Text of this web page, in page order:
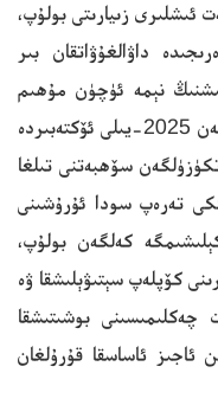
ئىشلىرى زىيارىتى بولۇپ،
داۋالغۇۋاتقان بىر
1. بۇ ئۇچرىشىشنىڭ نېمە ئۈچۈن مۇھىم
ئىكەنلىكىنى چۈشىنىش ئۈچۈن، ئالدى بىلەن 2025-يىلى ئۆكتەبىردە
سۆھبەتنى تىلغا
تەرەپ سودا ئۇرۇشىنى
كەلگەن بولۇپ،
كۆپلەپ سېتىۋېلىشقا ۋە
چەكلىمىسىنى بوشىتىشقا
ئاجىز ئاساسقا قۇرۇلغان